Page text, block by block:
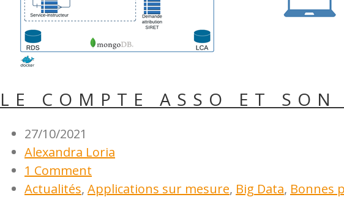
LE COMPTE ASSO ET
27/10/2021
Alexandra Loria
1 Comment
Actualités, Applications sur mesure, Big Data, Bonnes